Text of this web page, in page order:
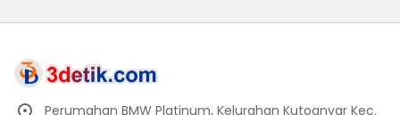
Perumahan BMW Platinum, Kelurahan Kutoanyar Kec.